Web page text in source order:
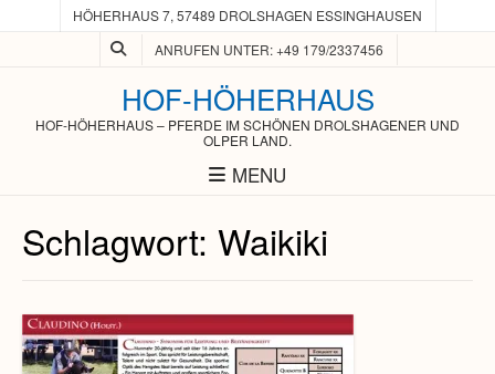
HÖHERHAUS 7, 57489 DROLSHAGEN ESSINGHAUSEN
ANRUFEN UNTER: +49 179/2337456
HOF-HÖHERHAUS
HOF-HÖHERHAUS – PFERDE IM SCHÖNEN DROLSHAGENER UND
OLPER LAND.
MENU
Schlagwort: Waikiki